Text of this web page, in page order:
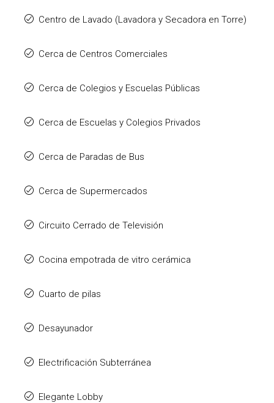
Centro de Lavado (Lavadora y Secadora en Torre)
Cerca de Centros Comerciales
Cerca de Colegios y Escuelas Públicas
Cerca de Escuelas y Colegios Privados
Cerca de Paradas de Bus
Cerca de Supermercados
Circuito Cerrado de Televisión
Cocina empotrada de vitro cerámica
Cuarto de pilas
Desayunador
Electrificación Subterránea
Elegante Lobby